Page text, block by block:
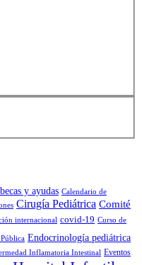
becas y ayudas Calendario de
Cirugía Pediátrica Comité
internacional covid-19 Curso de
Endocrinología pediátrica
Inflamatoria Intestinal Eventos